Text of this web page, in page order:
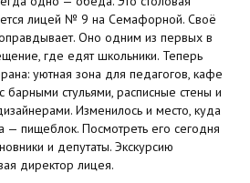
лицей № 9 на Семафорной. Своё
Оно одним из первых в
где едят школьники. Теперь
уютная зона для педагогов, кафе
барными стульями, расписные стены и
Изменилось и место, куда
— пищеблок. Посмотреть его сегодня
и депутаты. Экскурсию
директор лицея.